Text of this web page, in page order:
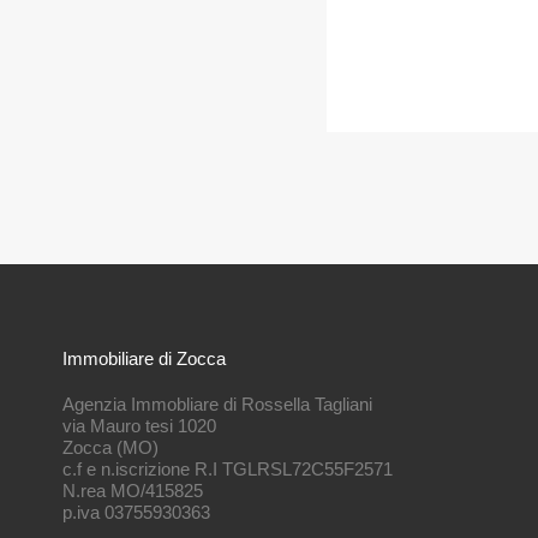
Immobiliare di Zocca
Agenzia Immobliare di Rossella Tagliani
via Mauro tesi 1020
Zocca (MO)
c.f e n.iscrizione R.I TGLRSL72C55F2571
N.rea MO/415825
p.iva 03755930363